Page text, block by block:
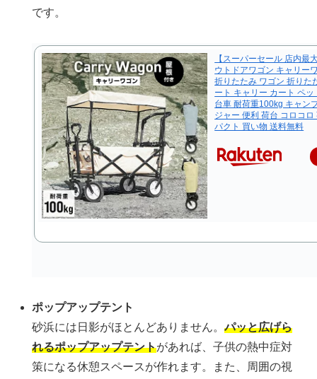
です。
【スーパーセール 店内最
ウトドアワゴン キャリー
折りたたみ ワゴン 折りた
ート キャリー カート ペ
台車 耐荷重100kg キャン
ジャー 便利 荷台 コロコ
パクト 買い物 送料無料
ポップアップテント
砂浜には日影がほとんどありません。パッと広げら
れるポップアップテントがあれば、子供の熱中症対
策になる休憩スペースが作れます。また、周囲の視